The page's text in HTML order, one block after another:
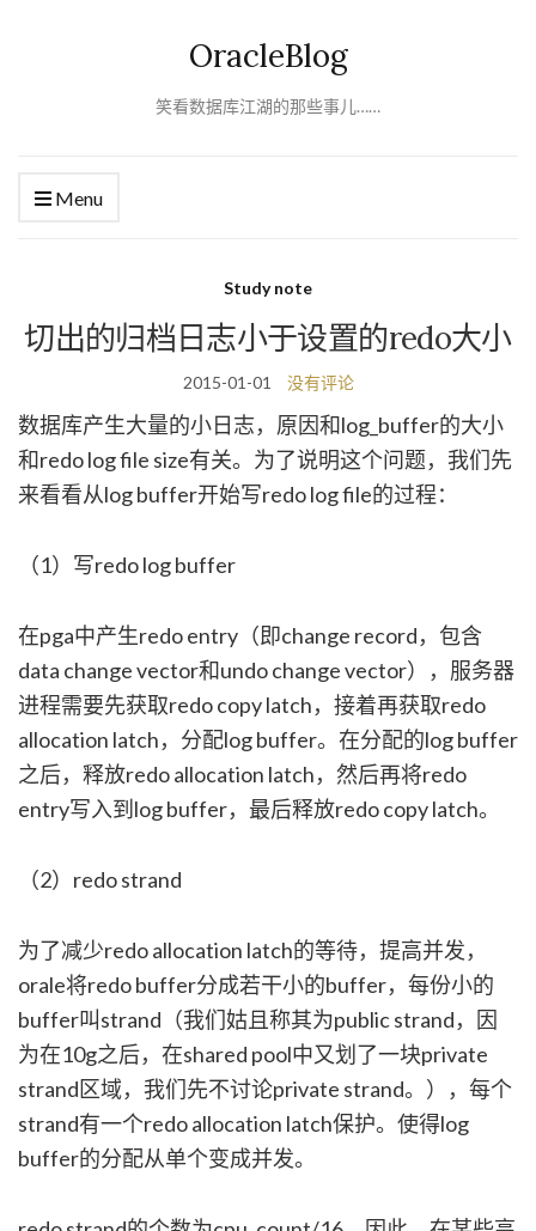
OracleBlog
笑看数据库江湖的那些事儿……
Menu
Study note
切出的归档日志小于设置的redo大小
2015-01-01 没有评论
数据库产生大量的小日志，原因和log_buffer的大小
和redo log file size有关。为了说明这个问题，我们先
来看看从log buffer开始写redo log file的过程：
（1）写redo log buffer
在pga中产生redo entry（即change record，包含
data change vector和undo change vector），服务器
进程需要先获取redo copy latch，接着再获取redo
allocation latch，分配log buffer。在分配的log buffer
之后，释放redo allocation latch，然后再将redo
entry写入到log buffer，最后释放redo copy latch。
（2）redo strand
为了减少redo allocation latch的等待，提高并发，
orale将redo buffer分成若干小的buffer，每份小的
buffer叫strand（我们姑且称其为public strand，因
为在10g之后，在shared pool中又划了一块private
strand区域，我们先不讨论private strand。），每个
strand有一个redo allocation latch保护。使得log
buffer的分配从单个变成并发。